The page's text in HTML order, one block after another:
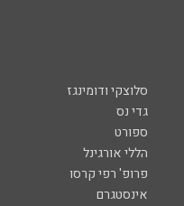
סלוצקי ודומינגז
גדי נס
ספורט
הללי אורגינל
פרופ' רפי קרסו
אינסטגרם